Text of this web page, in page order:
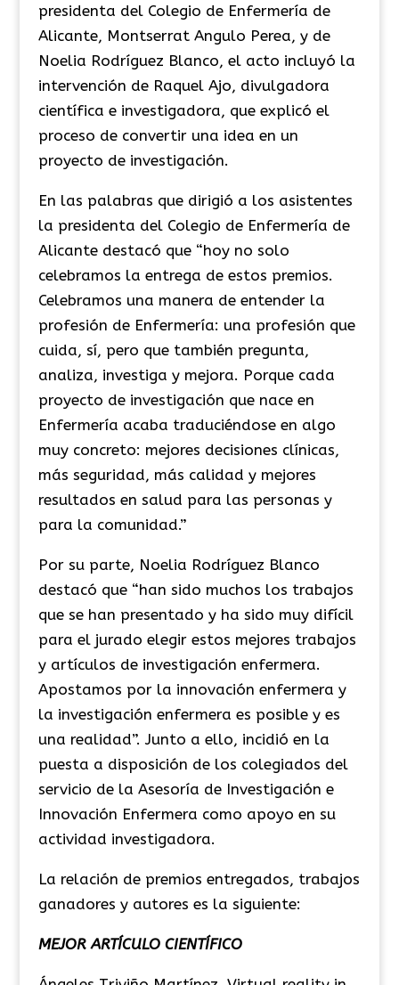
presidenta del Colegio de Enfermería de
Alicante, Montserrat Angulo Perea, y de
Noelia Rodríguez Blanco, el acto incluyó la
intervención de Raquel Ajo, divulgadora
científica e investigadora, que explicó el
proceso de convertir una idea en un
proyecto de investigación.
En las palabras que dirigió a los asistentes
la presidenta del Colegio de Enfermería de
Alicante destacó que “hoy no solo
celebramos la entrega de estos premios.
Celebramos una manera de entender la
profesión de Enfermería: una profesión que
cuida, sí, pero que también pregunta,
analiza, investiga y mejora. Porque cada
proyecto de investigación que nace en
Enfermería acaba traduciéndose en algo
muy concreto: mejores decisiones clínicas,
más seguridad, más calidad y mejores
resultados en salud para las personas y
para la comunidad.”
Por su parte, Noelia Rodríguez Blanco
destacó que “han sido muchos los trabajos
que se han presentado y ha sido muy difícil
para el jurado elegir estos mejores trabajos
y artículos de investigación enfermera.
Apostamos por la innovación enfermera y
la investigación enfermera es posible y es
una realidad”. Junto a ello, incidió en la
puesta a disposición de los colegiados del
servicio de la Asesoría de Investigación e
Innovación Enfermera como apoyo en su
actividad investigadora.
La relación de premios entregados, trabajos
ganadores y autores es la siguiente:
MEJOR ARTÍCULO CIENTÍFICO